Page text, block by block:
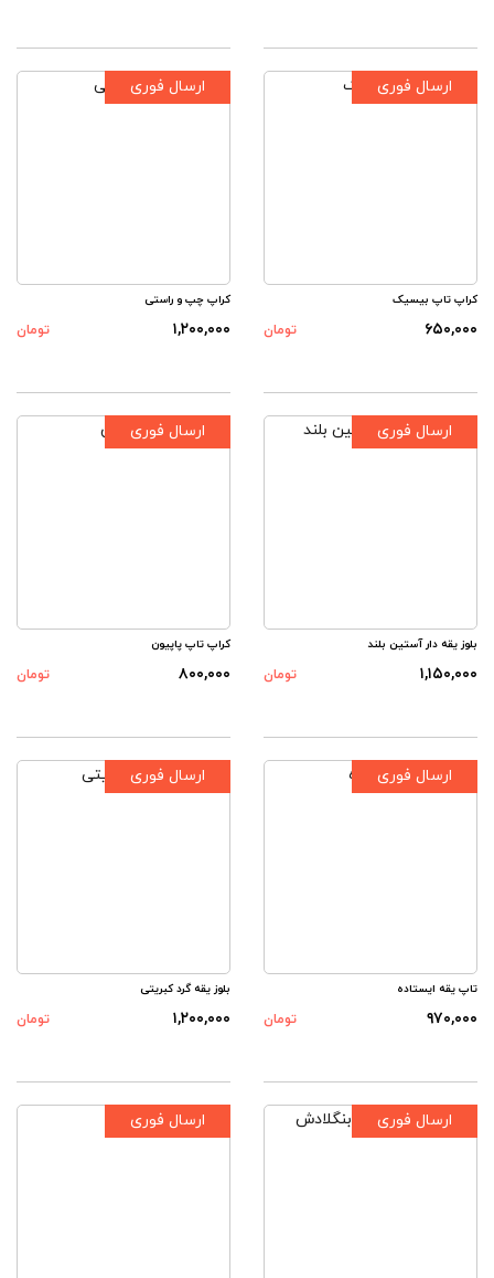
ارسال فوری
کراپ تاپ بیسیک
۶۵۰,۰۰۰ تومان
ارسال فوری
کراپ چپ و راستی
۱,۲۰۰,۰۰۰ تومان
ارسال فوری
بلوز یقه دار آستین بلند
۱,۱۵۰,۰۰۰ تومان
ارسال فوری
کراپ تاپ پاپیون
۸۰۰,۰۰۰ تومان
ارسال فوری
تاپ یقه ایستاده
۹۷۰,۰۰۰ تومان
ارسال فوری
بلوز یقه گرد کبریتی
۱,۲۰۰,۰۰۰ تومان
ارسال فوری ارسال فوری